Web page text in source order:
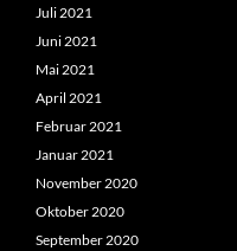
Juli 2021
Juni 2021
Mai 2021
April 2021
Februar 2021
Januar 2021
November 2020
Oktober 2020
September 2020